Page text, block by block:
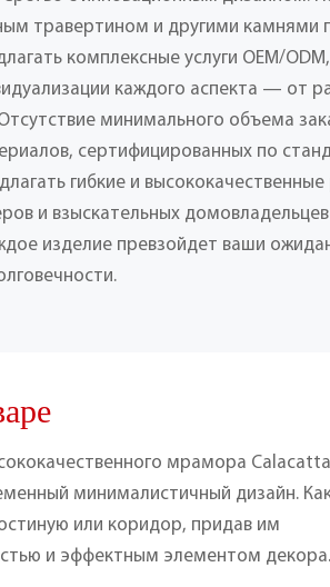
травертином и другими камнями
комплексные услуги OEM/
каждого аспекта — от
минимального объема
сертифицированных по
гибкие и
и взыскательных
изделие превзойдет ваши
мрамора Calacatta
минималистичный дизайн.
или коридор, придав им
и эффектным элементом декора.